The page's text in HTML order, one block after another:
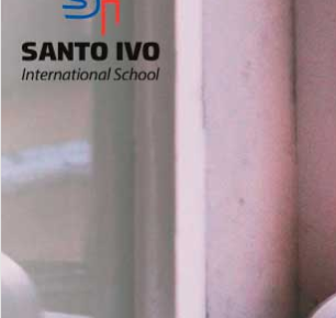
Com imersão Bilingue
Finais